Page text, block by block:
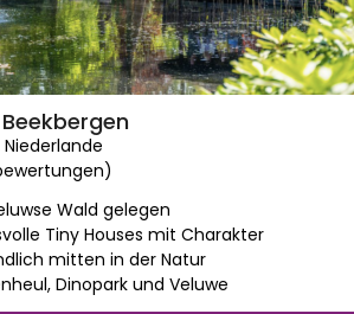
Niederlande
Wald gelegen
Tiny Houses mit Charakter
mitten in der Natur
Dinopark und Veluwe